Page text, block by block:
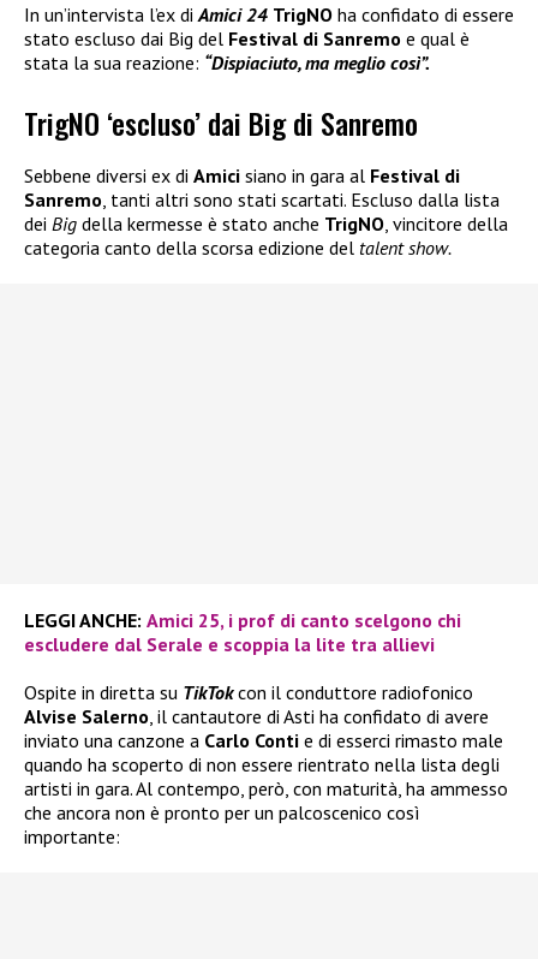
In un’intervista l’ex di Amici 24 TrigNO ha confidato di essere
stato escluso dai Big del Festival di Sanremo e qual è
stata la sua reazione: “Dispiaciuto, ma meglio così”.
TrigNO ‘escluso’ dai Big di Sanremo
Sebbene diversi ex di Amici siano in gara al Festival di
Sanremo, tanti altri sono stati scartati. Escluso dalla lista
dei Big della kermesse è stato anche TrigNO, vincitore della
categoria canto della scorsa edizione del talent show.
LEGGI ANCHE: Amici 25, i prof di canto scelgono chi
escludere dal Serale e scoppia la lite tra allievi
Ospite in diretta su TikTokcon il conduttore radiofonico
Alvise Salerno, il cantautore di Asti ha confidato di avere
inviato una canzone a Carlo Conti e di esserci rimasto male
quando ha scoperto di non essere rientrato nella lista degli
artisti in gara. Al contempo, però, con maturità, ha ammesso
che ancora non è pronto per un palcoscenico così
importante: